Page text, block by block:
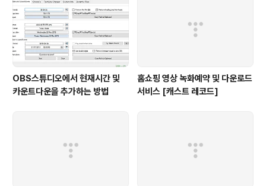
OBS스튜디오에서 현재시간 및
카운트다운을 추가하는 방법
홈쇼핑 영상 녹화예약 및 다운로드
서비스 [캐스트 레코드]